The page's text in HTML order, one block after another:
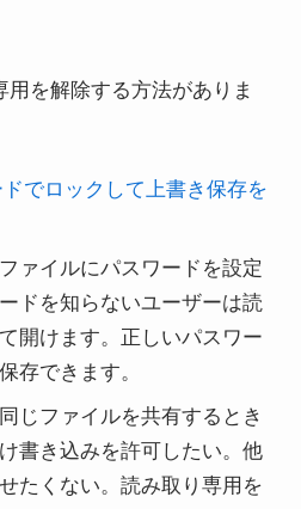
を解除する方法がありま
でロックして上書き保存を
ファイルにパスワードを設定
ドを知らないユーザーは読
開けます。正しいパスワー
存できます。
じファイルを共有するとき
書き込みを許可したい。他
たくない。読み取り専用を